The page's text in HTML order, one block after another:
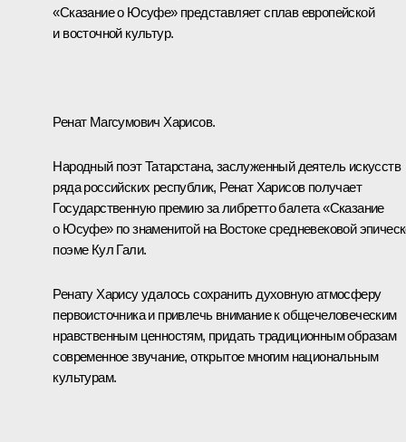
«Сказание о Юсуфе» представляет сплав европейской
и восточной культур.
Ренат Магсумович Харисов.
Народный поэт Татарстана, заслуженный деятель искусств
ряда российских республик, Ренат Харисов получает
Государственную премию за либретто балета «Сказание
о Юсуфе» по знаменитой на Востоке средневековой
поэме Кул Гали.
Ренату Харису удалось сохранить духовную атмосферу
первоисточника и привлечь внимание к общечеловеческим
нравственным ценностям, придать традиционным образам
современное звучание, открытое многим национальным
культурам.